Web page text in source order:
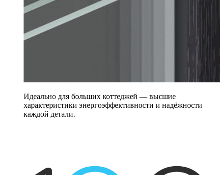
Идеально для больших коттеджей — высшие
характеристики энергоэффективности и надёжности
каждой детали.